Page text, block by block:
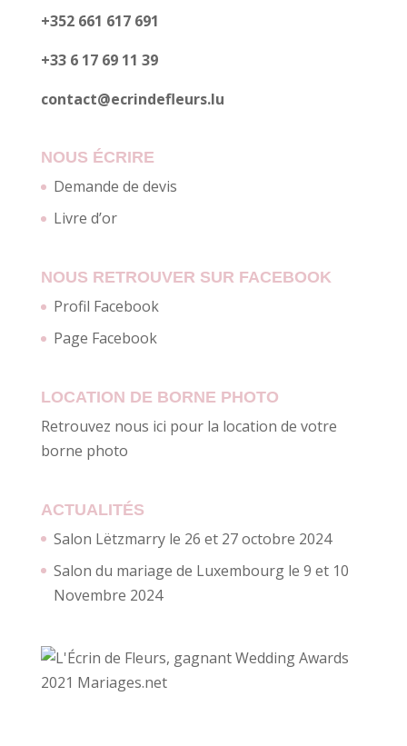
+352 661 617 691
+33 6 17 69 11 39
contact@ecrindefleurs.lu
NOUS ÉCRIRE
Demande de devis
Livre d’or
NOUS RETROUVER SUR FACEBOOK
Profil Facebook
Page Facebook
LOCATION DE BORNE PHOTO
Retrouvez nous ici pour la location de votre
borne photo
ACTUALITÉS
Salon Lëtzmarry le 26 et 27 octobre 2024
Salon du mariage de Luxembourg le 9 et 10
Novembre 2024